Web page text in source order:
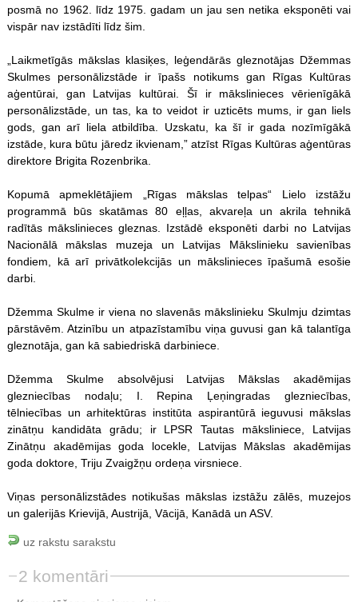
posmā no 1962. līdz 1975. gadam un jau sen netika eksponēti vai
vispār nav izstādīti līdz šim.
„Laikmetīgās mākslas klasiķes, leģendārās gleznotājas Džemmas
Skulmes personālizstāde ir īpašs notikums gan Rīgas Kultūras
aģentūrai, gan Latvijas kultūrai. Šī ir mākslinieces vērienīgākā
personālizstāde, un tas, ka to veidot ir uzticēts mums, ir gan liels
gods, gan arī liela atbildība. Uzskatu, ka šī ir gada nozīmīgākā
izstāde, kura būtu jāredz ikvienam,” atzīst Rīgas Kultūras aģentūras
direktore Brigita Rozenbrika.
Kopumā apmeklētājiem „Rīgas mākslas telpas“ Lielo izstāžu
programmā būs skatāmas 80 eļļas, akvareļa un akrila tehnikā
radītās mākslinieces gleznas. Izstādē eksponēti darbi no Latvijas
Nacionālā mākslas muzeja un Latvijas Mākslinieku savienības
fondiem, kā arī privātkolekcijās un mākslinieces īpašumā esošie
darbi.
Džemma Skulme ir viena no slavenās mākslinieku Skulmju dzimtas
pārstāvēm. Atzinību un atpazīstamību viņa guvusi gan kā talantīga
gleznotāja, gan kā sabiedriskā darbiniece.
Džemma Skulme absolvējusi Latvijas Mākslas akadēmijas
glezniecības nodaļu; I. Repina Ļeņingradas glezniecības,
tēlniecības un arhitektūras institūta aspirantūrā ieguvusi mākslas
zinātņu kandidāta grādu; ir LPSR Tautas māksliniece, Latvijas
Zinātņu akadēmijas goda locekle, Latvijas Mākslas akadēmijas
goda doktore, Triju Zvaigžņu ordeņa virsniece.
Viņas personālizstādes notikušas mākslas izstāžu zālēs, muzejos
un galerijās Krievijā, Austrijā, Vācijā, Kanādā un ASV.
uz rakstu sarakstu
2 komentāri